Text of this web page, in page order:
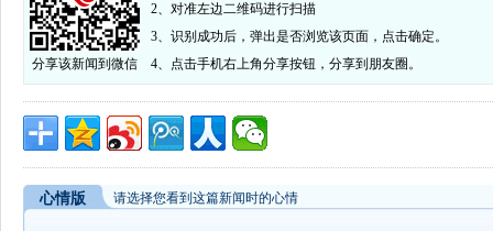
分享该新闻到微信
2、对准左边二维码进行扫描
3、识别成功后，弹出是否浏览该页面，点击确定。
4、点击手机右上角分享按钮，分享到朋友圈。
心情版 请选择您看到这篇新闻时的心情